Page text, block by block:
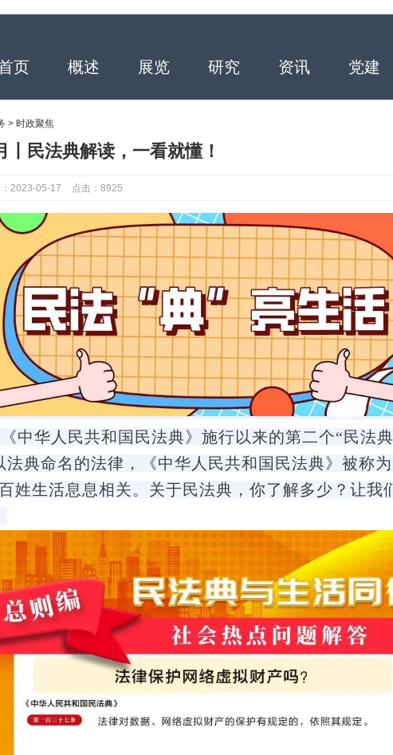
页 概述 展览 研究 资讯 党建
> 时政聚焦
丨民法典解读，一看就懂！
：2023-05-17 点击：8925
中华人民共和国民法典》施行以来的第二个“民法
法典命名的法律，《中华人民共和国民法典》被称
姓生活息息相关。关于民法典，你了解多少？让我